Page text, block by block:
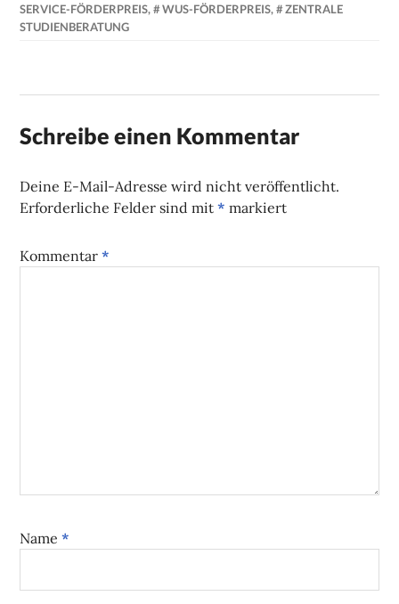
SERVICE-FÖRDERPREIS, WUS-FÖRDERPREIS,
ZENTRALE
STUDIENBERATUNG
Schreibe einen Kommentar
Deine E-Mail-Adresse wird nicht veröffentlicht.
Erforderliche Felder sind mit* markiert
Kommentar*
Name*